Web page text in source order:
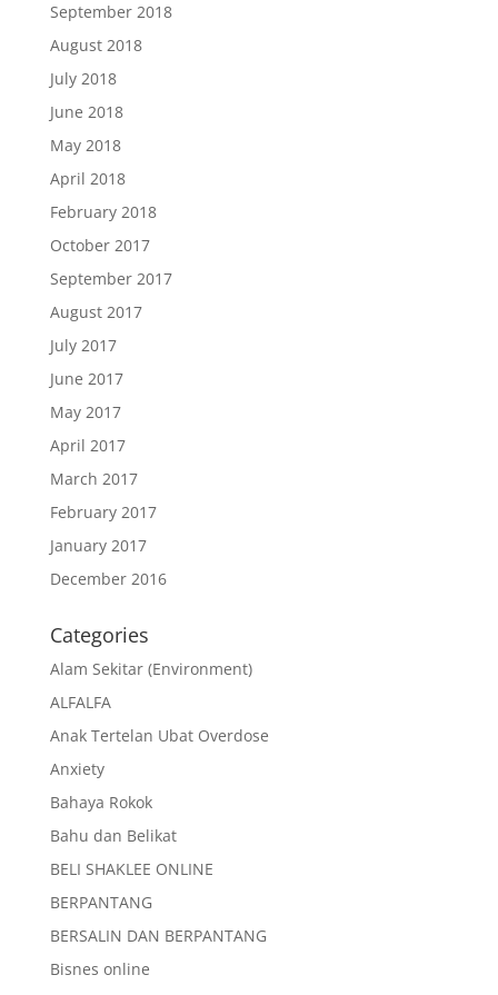
September 2018
August 2018
July 2018
June 2018
May 2018
April 2018
February 2018
October 2017
September 2017
August 2017
July 2017
June 2017
May 2017
April 2017
March 2017
February 2017
January 2017
December 2016
Categories
Alam Sekitar (Environment)
ALFALFA
Anak Tertelan Ubat Overdose
Anxiety
Bahaya Rokok
Bahu dan Belikat
BELI SHAKLEE ONLINE
BERPANTANG
BERSALIN DAN BERPANTANG
Bisnes online